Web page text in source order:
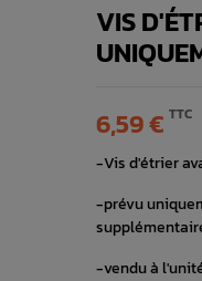
VIS
6,59 € TTC
-Vis d'étrier
-prévu
-vendu à